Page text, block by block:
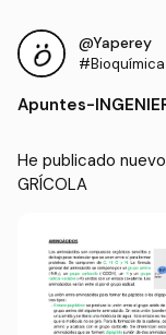
@Yaperey
#Bioquímica
Apuntes-
He publicado
GRÍCOLA